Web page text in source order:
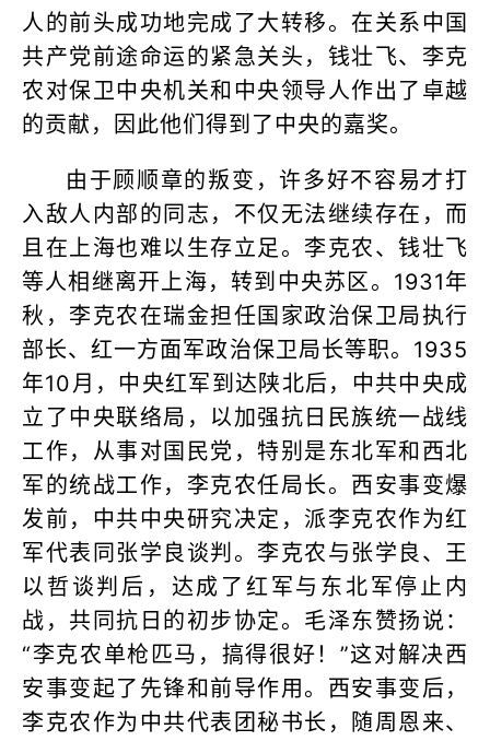
人的前头成功地完成了大转移。在关系中国
共产党前途命运的紧急关头，钱壮飞、李克
农对保卫中央机关和中央领导人作出了卓越
的贡献，因此他们得到了中央的嘉奖。
由于顾顺章的叛变，许多好不容易才打
入敌人内部的同志，不仅无法继续存在，而
且在上海也难以生存立足。李克农、钱壮飞
等人相继离开上海，转到中央苏区。1931年
秋，李克农在瑞金担任国家政治保卫局执行
部长、红一方面军政治保卫局长等职。1935
年10月，中央红军到达陕北后，中共中央成
立了中央联络局，以加强抗日民族统一战线
工作，从事对国民党，特别是东北军和西北
军的统战工作，李克农任局长。西安事变爆
发前，中共中央研究决定，派李克农作为红
军代表同张学良谈判。李克农与张学良、王
以哲谈判后，达成了红军与东北军停止内
战，共同抗日的初步协定。毛泽东赞扬说：
“李克农单枪匹马，搞得很好！”这对解决西
安事变起了先锋和前导作用。西安事变后，
李克农作为中共代表团秘书长，随周恩来、